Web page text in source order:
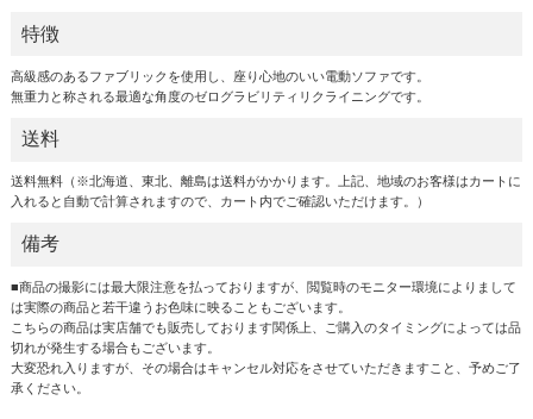
特徴
高級感のあるファブリックを使用し、座り心地のいい電動ソファです。
無重力と称される最適な角度のゼログラビリティリクライニングです。
送料
送料無料（※北海道、東北、離島は送料がかかります。上記、地域のお客様はカートに
入れると自動で計算されますので、カート内でご確認いただけます。）
備考
■商品の撮影には最大限注意を払っておりますが、閲覧時のモニター環境によりまして
は実際の商品と若干違うお色味に映ることもございます。
こちらの商品は実店舗でも販売しております関係上、ご購入のタイミングによっては品
切れが発生する場合もございます。
大変恐れ入りますが、その場合はキャンセル対応をさせていただきますこと、予めご了
承ください。